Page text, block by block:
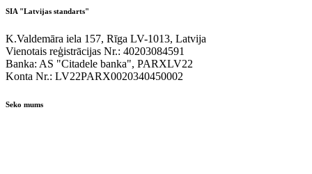
SIA "Latvijas standarts"
K.Valdemāra iela 157, Rīga LV-1013, Latvija
Vienotais reģistrācijas Nr.: 40203084591
Banka: AS "Citadele banka", PARXLV22
Konta Nr.: LV22PARX0020340450002
Seko mums